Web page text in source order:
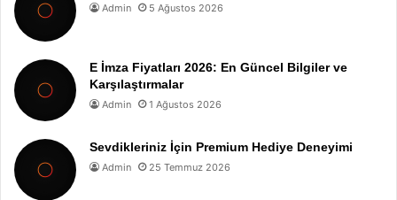
Admin 5 Ağustos 2026
E İmza Fiyatları 2026: En Güncel Bilgiler ve
Karşılaştırmalar
Admin 1 Ağustos 2026
Sevdikleriniz İçin Premium Hediye Deneyimi
Admin 25 Temmuz 2026